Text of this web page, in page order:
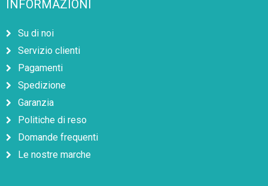
INFORMAZIONI
Su di noi
Servizio clienti
Pagamenti
Spedizione
Garanzia
Politiche di reso
Domande frequenti
Le nostre marche